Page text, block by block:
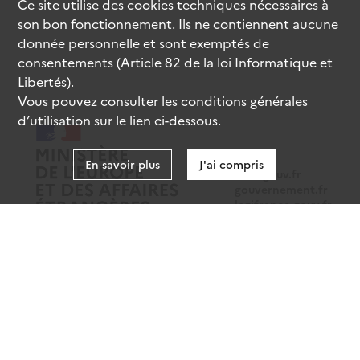
data.gouv.fr
legifrance.gouv.fr
Ce site utilise descookiestechniques nécessaires à
son bon fonctionnement. Ils ne contiennent aucune
donnée personnelle et sont exemptés de
consentements (Article 82 de la loi Informatique et
Libertés).
Vous pouvez consulter les conditions générales
d’utilisation sur le lien ci-dessous.
En savoir plus J'ai compris